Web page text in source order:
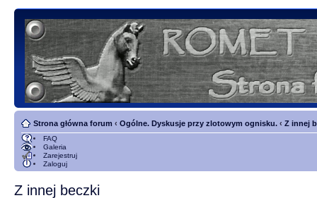
Strona główna forum ‹ Ogólne. Dyskusje przy zlotowym ognisku. ‹ Z innej
FAQ
Galeria
Zarejestruj
Zaloguj
Z innej beczki